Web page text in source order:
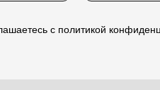
с политикой